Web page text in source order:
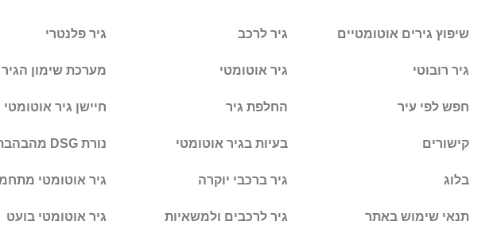
שיפוץ גירים אוטומטיים
גיר רובוטי
חפש לפי עיר
קישורים
בלוג
תנאי שימוש באתר
גיר לרכב
גיר אוטומטי
החלפת גיר
בעיות בגיר אוטומטי
גיר ברכבי יוקרה
גיר לרכבים ולמשאיות
גיר פלנטרי
מערכת שימון הגיר
חיישן גיר אוטומטי
נורת DSG מהבהבת
גיר אוטומטי
גיר אוטומטי בועט